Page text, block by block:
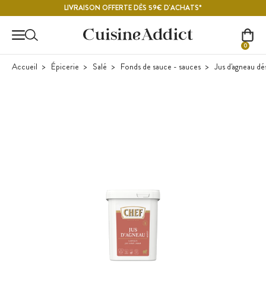
LIVRAISON OFFERTE DÈS 59€ D'ACHATS*
0
Accueil Épicerie Salé Fonds de sauce - sauces Jus d'agneau